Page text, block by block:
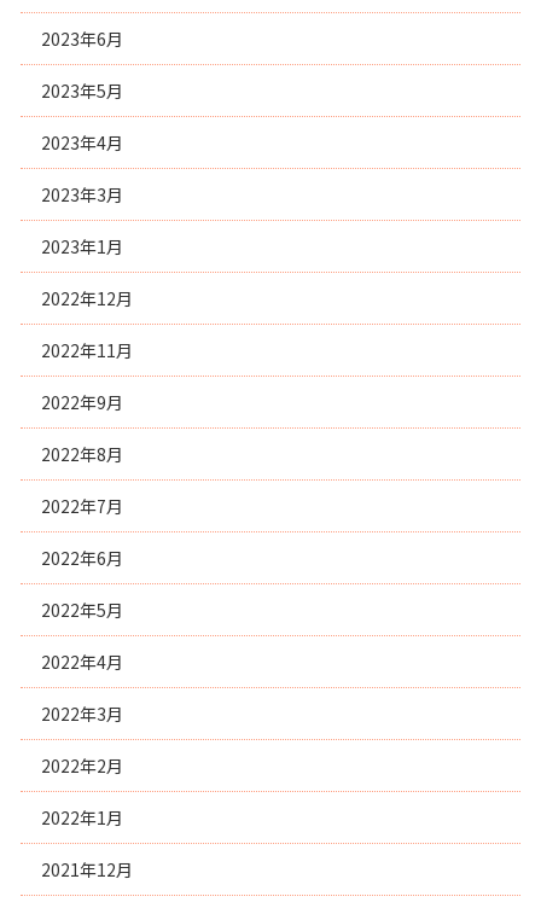
2023年6月
2023年5月
2023年4月
2023年3月
2023年1月
2022年12月
2022年11月
2022年9月
2022年8月
2022年7月
2022年6月
2022年5月
2022年4月
2022年3月
2022年2月
2022年1月
2021年12月